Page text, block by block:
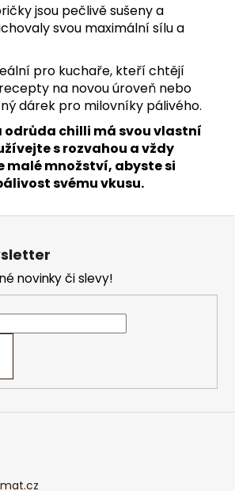
jsou pečlivě sušeny a
svou maximální sílu a
pro kuchaře, kteří chtějí
na novou úroveň nebo
dárek pro milovníky pálivého.
odrůda chilli má svou vlastní
s rozvahou a vždy
malé množství, abyste si
svému vkusu.
novinky či slevy!